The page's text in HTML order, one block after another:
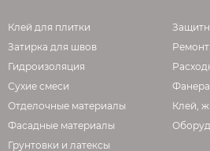
на растворном пистолете.
пистолет следует держать
обрабатываемой
стены до сопла пистолета,
должно быть 20 – 40 см.
выполняется сплошным
Клей для плитки
Затирка для швов
Гидроизоляция
Сухие смеси
Отделочные материалы
Фасадные материалы
Грунтовки и латексы
Клей,